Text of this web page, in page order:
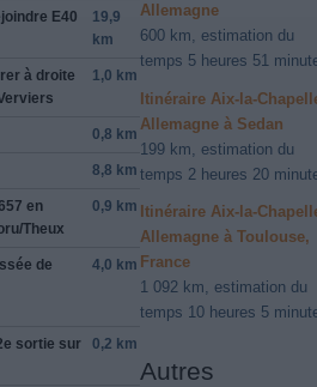
E40
19,9
km
à droite
1,0 km
0,8 km
8,8 km
en
/Theux
0,9 km
de
4,0 km
sortie sur
0,2 km
Allemagne
600 km, estimation du
temps 5 heures 51
Itinéraire Aix-la-
Allemagne à Sedan
199 km, estimation du
temps 2 heures 20
Itinéraire Aix-la-
Allemagne à Toulouse,
France
1 092 km, estimation du
temps 10 heures 5
Autres